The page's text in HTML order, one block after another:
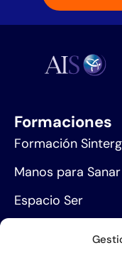
Formaciones
Formación
Manos para Sanar
Espacio Ser